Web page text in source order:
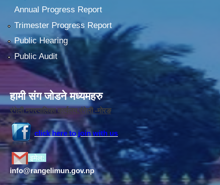
Annual Progress Report
Trimester Progress Report
Public Hearing
Public Audit
हामी संग जोडने मध्यमहरु
रंगेली नगरपालिका कार्यलय,रंगेली -मोरङ
click here to join with us
इमेल:
info@rangelimun.gov.np